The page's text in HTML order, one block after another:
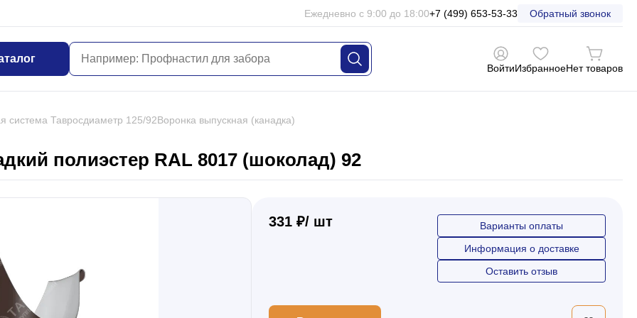
Ежедневно с 9:00 до 18:00+7 (499) 653-53-33 Обратный звонок
ВойтиИзбранноеНет товаров
система Тавросдиаметр 125/92Воронка выпускная (канадка)
полиэстер RAL 8017 (шоколад) 92
331 ₽/ шт
Варианты оплаты
Информация о доставке
Оставить отзыв